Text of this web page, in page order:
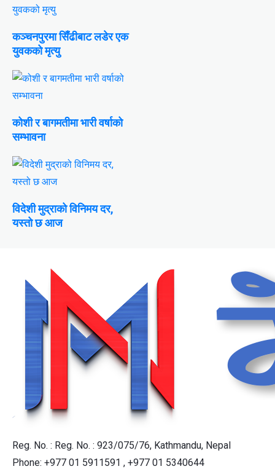
कञ्चनपुरमा सिँढीबाट लडेर एक
युवकको मृत्यु
कोशी र बागमतीमा भारी वर्षाको
सम्भावना
विदेशी मुद्राको विनिमय दर,
यस्तो छ आज
Reg. No. : Reg. No. : 923/075/76, Kathmandu, Nepal
Phone: +977 01 5911591 , +977 01 5340644